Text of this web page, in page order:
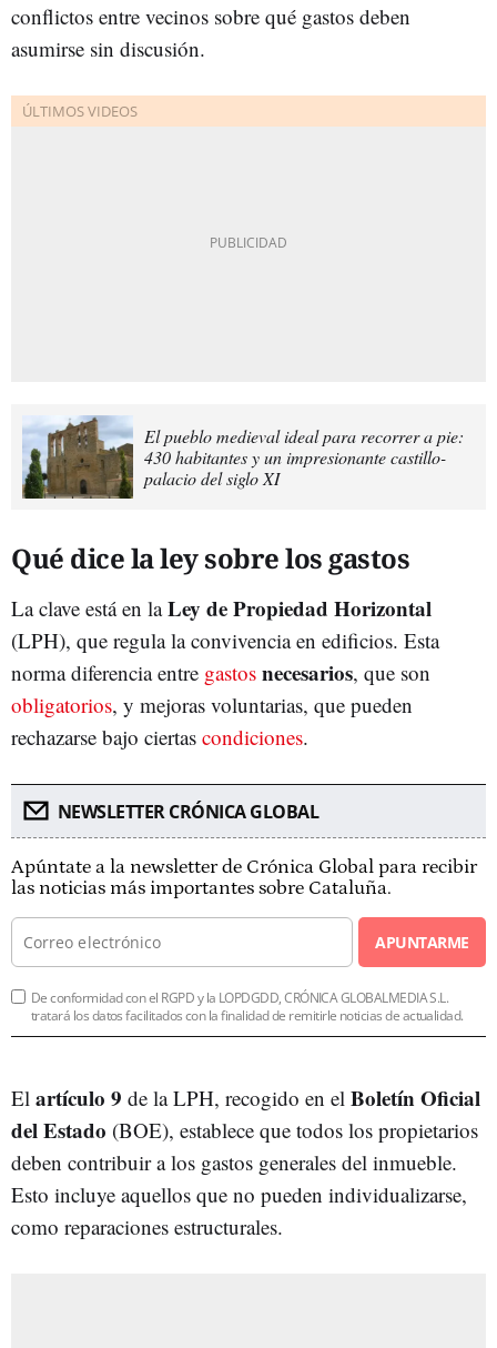
conflictos entre vecinos sobre qué gastos deben
asumirse sin discusión.
El pueblo medieval ideal para recorrer a pie:
430 habitantes y un impresionante castillo-
palacio del siglo XI
Qué dice la ley sobre los gastos
La clave está en laLey de Propiedad Horizontal
(LPH), que regula la convivencia en edificios. Esta
norma diferencia entre gastos necesarios, que son
obligatorios, y mejoras voluntarias, que pueden
rechazarse bajo ciertas condiciones.
NEWSLETTER CRÓNICA GLOBAL
Apúntate a la newsletter de Crónica Global para recibir
las noticias más importantes sobre Cataluña.
APUNTARME
De conformidad con el RGPD y la LOPDGDD, CRÓNICA GLOBALMEDIA S.L.
tratará los datos facilitados con la finalidad de remitirle noticias de actualidad.
El artículo 9 de la LPH, recogido en el Boletín Oficial
del Estado (BOE), establece que todos los propietarios
deben contribuir a los gastos generales del inmueble.
Esto incluye aquellos que no pueden individualizarse,
como reparaciones estructurales.